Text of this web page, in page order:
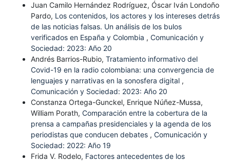
Juan Camilo Hernández Rodríguez, Óscar Iván Londoño
Pardo, Los contenidos, los actores y los intereses detrás
de las noticias falsas. Un análisis de los bulos
verificados en España y Colombia , Comunicación y
Sociedad: 2023: Año 20
Andrés Barrios-Rubio, Tratamiento informativo del
Covid-19 en la radio colombiana: una convergencia de
lenguajes y narrativas en la sonosfera digital ,
Comunicación y Sociedad: 2023: Año 20
Constanza Ortega-Gunckel, Enrique Núñez-Mussa,
William Porath, Comparación entre la cobertura de la
prensa a campañas presidenciales y la agenda de los
periodistas que conducen debates , Comunicación y
Sociedad: 2022: Año 19
Frida V. Rodelo, Factores antecedentes de los